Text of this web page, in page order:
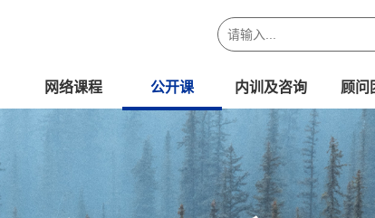
网络课程 公开课 内训及咨询 顾问